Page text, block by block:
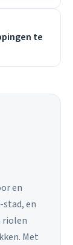
te
en
stad, en
riolen
Met